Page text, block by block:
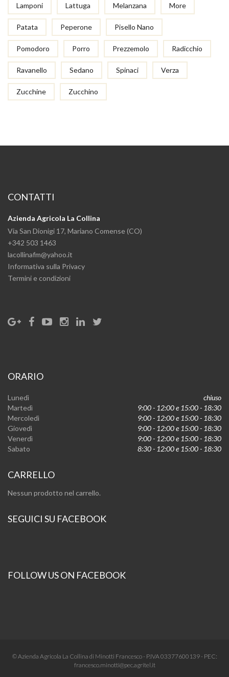
Lamponi Lattuga Melanzana More
Patata Peperone Pisello Nano
Pomodoro Porro Prezzemolo Radicchio
Ravanello Sedano Spinaci Verza
Zucchine Zucchino
CONTATTI
Azienda Agricola La Collina
Via San Dionigi 17, Mariano Comense (CO)
+342 503 1463
lacollinafm@yahoo.it
Informativa sulla Privacy
Termini e condizioni
ORARIO
Lunedì
chiuso
Martedì
9:00 - 12:00 e 15:00 - 18:30
Mercoledì
9:00 - 12:00 e 15:00 - 18:30
Giovedì
9:00 - 12:00 e 15:00 - 18:30
Venerdì
9:00 - 12:00 e 15:00 - 18:30
Sabato
8:30 - 12:00 e 15:00 - 18:30
CARRELLO
Nessun prodotto nel carrello.
SEGUICI SU FACEBOOK
FOLLOW US ON FACEBOOK
© Azienda Agricola La Collina di Minotti Francesco - P.IVA 03377600139 - PEC:
francesco.minotti@pec.agritel.it